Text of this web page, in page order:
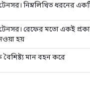
নিম্নলিখিত ধরনের
রেফের মতো একই
হয়
মান বহন করে